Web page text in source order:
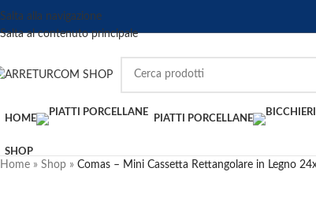
Salta alla navigazione
Salta al contenuto principale
HOME PIATTI PORCELLANE
SHOP
Home » Shop » Comas – Mini Cassetta Rettangolare in Legno